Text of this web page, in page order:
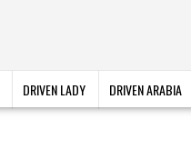
DRIVEN LADY DRIVEN ARABIA